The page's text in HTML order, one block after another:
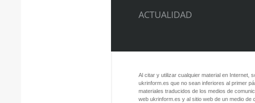
ACTUALIDAD
Al citar y utilizar cualquier material en Internet,
ukrinform.es que no sean inferiores al primer
materiales traducidos de los medios de
web ukrinform.es y al sitio web de un medio de